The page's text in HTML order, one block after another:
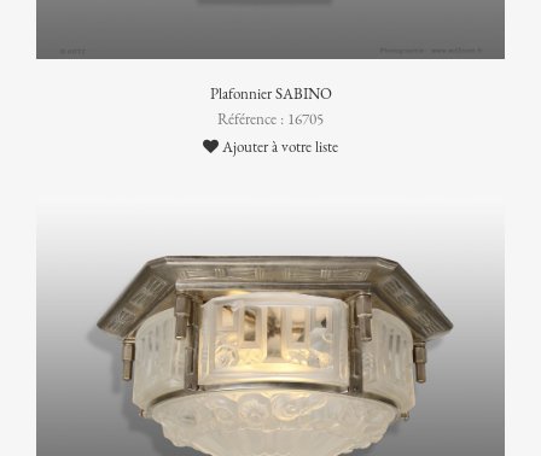
Plafonnier SABINO
Référence : 16705
Ajouter à votre liste